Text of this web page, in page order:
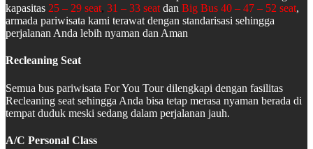
kapasitas 25 – 29 seat, 31 – 33 seat dan Big Bus 40 – 47 – 52 seat,
armada pariwisata kami terawat dengan standarisasi sehingga
perjalanan Anda lebih nyaman dan Aman
Recleaning Seat
Semua bus pariwisata For You Tour dilengkapi dengan fasilitas
Recleaning seat sehingga Anda bisa tetap merasa nyaman berada di
tempat duduk meski sedang dalam perjalanan jauh.
A/C Personal Class